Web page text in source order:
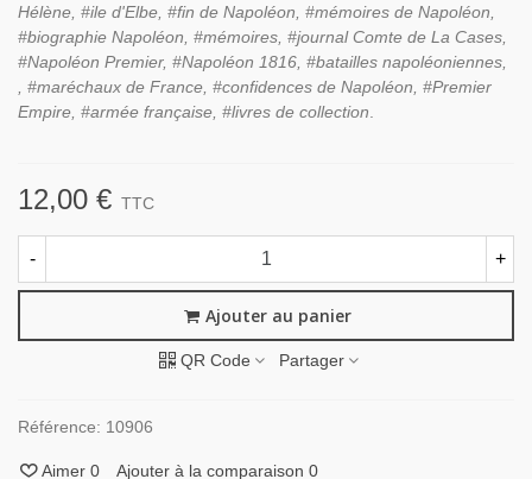
Hélène, #ile d'Elbe, #fin de Napoléon, #mémoires de Napoléon,
#biographie Napoléon, #mémoires, #journal Comte de La Cases,
#Napoléon Premier, #Napoléon 1816, #batailles napoléoniennes,
, #maréchaux de France, #confidences de Napoléon, #Premier
Empire, #armée française, #livres de collection
12,00 € TTC
- +
Ajouter au panier
QR Code Partager
Référence: 10906
Aimer 0 Ajouter à la comparaison 0